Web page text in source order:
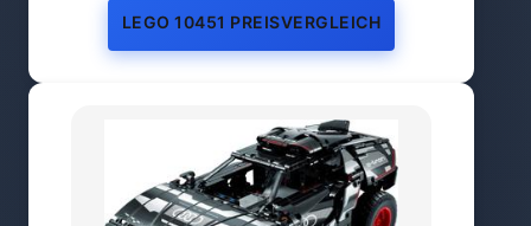
LEGO 10451 PREISVERGLEICH